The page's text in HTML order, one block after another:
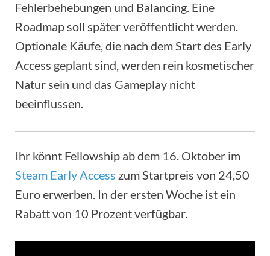
Fehlerbehebungen und Balancing. Eine
Roadmap soll später veröffentlicht werden.
Optionale Käufe, die nach dem Start des Early
Access geplant sind, werden rein kosmetischer
Natur sein und das Gameplay nicht
beeinflussen.
Ihr könnt Fellowship ab dem 16. Oktober im
Steam Early Access zum Startpreis von 24,50
Euro erwerben. In der ersten Woche ist ein
Rabatt von 10 Prozent verfügbar.